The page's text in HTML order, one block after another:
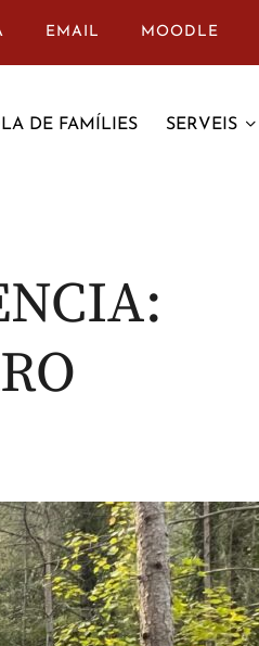
EMAIL MOODLE
DE FAMÍLIES SERVEIS